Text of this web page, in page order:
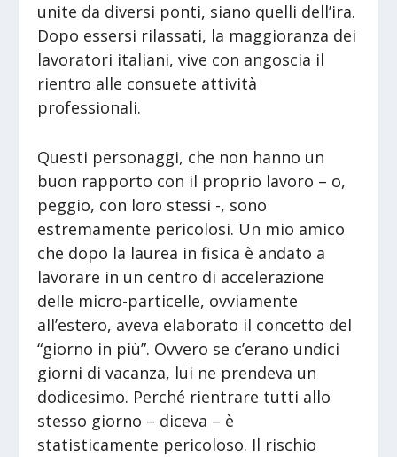
unite da diversi ponti, siano quelli dell’ira.
Dopo essersi rilassati, la maggioranza dei
lavoratori italiani, vive con angoscia il
rientro alle consuete attività
professionali.
Questi personaggi, che non hanno un
buon rapporto con il proprio lavoro – o,
peggio, con loro stessi -, sono
estremamente pericolosi. Un mio amico
che dopo la laurea in fisica è andato a
lavorare in un centro di accelerazione
delle micro-particelle, ovviamente
all’estero, aveva elaborato il concetto del
“giorno in più”. Ovvero se c’erano undici
giorni di vacanza, lui ne prendeva un
dodicesimo. Perché rientrare tutti allo
stesso giorno – diceva – è
statisticamente pericoloso. Il rischio